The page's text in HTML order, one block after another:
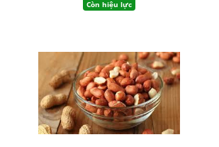
Còn hiệu lực